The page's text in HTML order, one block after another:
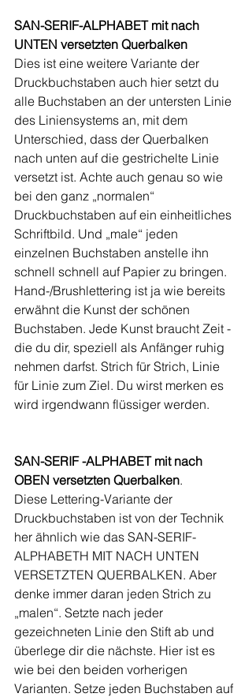
SAN-SERIF-ALPHABET mit nach
UNTEN versetzten Querbalken
Dies ist eine weitere Variante der
Druckbuchstaben auch hier setzt du
alle Buchstaben an der untersten Linie
des Liniensystems an, mit dem
Unterschied, dass der Querbalken
nach unten auf die gestrichelte Linie
versetzt ist. Achte auch genau so wie
bei den ganz „normalen“
Druckbuchstaben auf ein einheitliches
Schriftbild. Und „male“ jeden
einzelnen Buchstaben anstelle ihn
schnell schnell auf Papier zu bringen.
Hand-/Brushlettering ist ja wie bereits
erwähnt die Kunst der schönen
Buchstaben. Jede Kunst braucht Zeit -
die du dir, speziell als Anfänger ruhig
nehmen darfst. Strich für Strich, Linie
für Linie zum Ziel. Du wirst merken es
wird irgendwann flüssiger werden.
SAN-SERIF -ALPHABET mit nach
OBEN versetzten Querbalken.
Diese Lettering-Variante der
Druckbuchstaben ist von der Technik
her ähnlich wie das SAN-SERIF-
ALPHABETH MIT NACH UNTEN
VERSETZTEN QUERBALKEN. Aber
denke immer daran jeden Strich zu
„malen“. Setzte nach jeder
gezeichneten Linie den Stift ab und
überlege dir die nächste. Hier ist es
wie bei den beiden vorherigen
Varianten. Setze jeden Buchstaben auf